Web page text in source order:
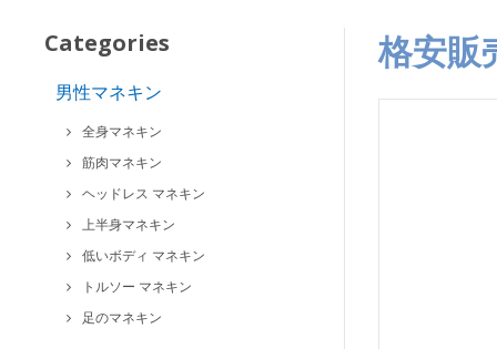
Categories
男性マネキン
全身マネキン
筋肉マネキン
ヘッドレス マネキン
上半身マネキン
低いボディ マネキン
トルソー マネキン
足のマネキン
格安